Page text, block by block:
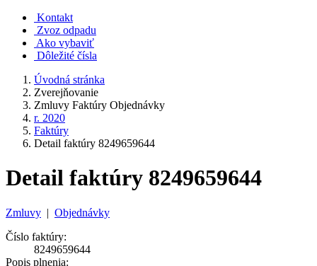
Kontakt
Zvoz odpadu
Ako vybaviť
Dôležité čísla
Úvodná stránka
Zverejňovanie
Zmluvy Faktúry Objednávky
r. 2020
Faktúry
Detail faktúry 8249659644
Detail faktúry 8249659644
Zmluvy | Objednávky
Číslo faktúry:
8249659644
Popis plnenia: